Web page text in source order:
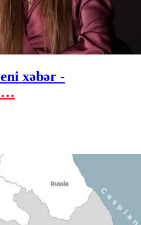
xəbər -